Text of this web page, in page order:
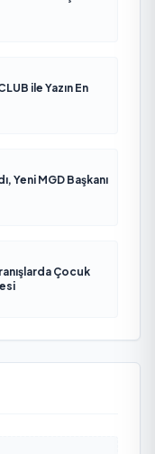
ile Yazın En
Yeni MGD Başkanı
Çocuk